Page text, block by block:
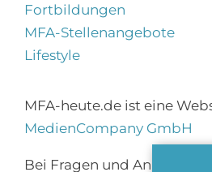
Fortbildungen
MFA-Stellenangebote
Lifestyle
MFA-heute.de ist eine
MedienCompany GmbH
Bei Fragen und